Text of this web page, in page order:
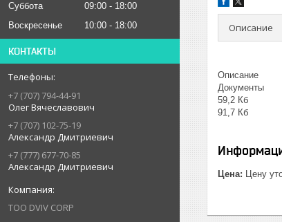
Суббота
09:00
18:00
Воскресенье
10:00 18:00
КОНТАКТЫ
+7 (707) 794-44-91
Олег Вячеславович
+7 (707) 102-75-19
Александр Дмитриевич
+7 (777) 677-70-85
Александр Дмитриевич
ТОО DVIV CORP
Описание
Описание
Документы
59,2 Кб
91,7 Кб
Цена: Цену